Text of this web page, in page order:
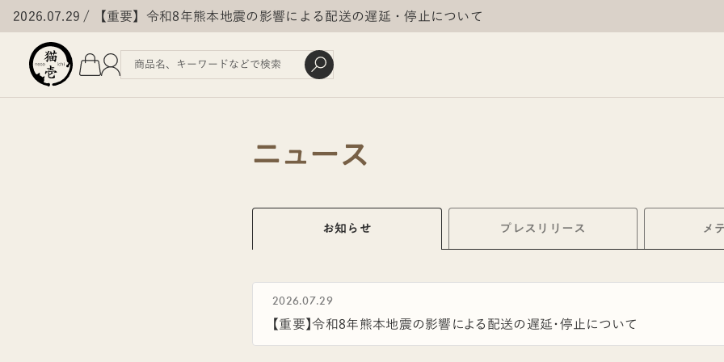
2026.07.29 【重要】令和8年熊本地震の影響による配送の遅延・停止について
ニュース
お知らせ プレス リリース メ
2026.07.29
【重要】令和8年熊本地震の影響による配送の遅延・停止について